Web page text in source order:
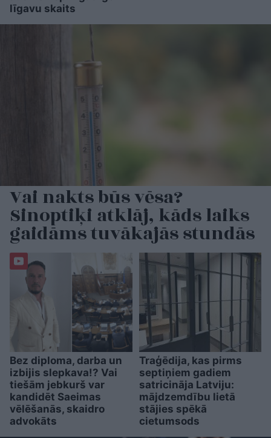
līgavu skaits
Vai nakts būs vēsa?
Sinoptiķi atklāj, kāds laiks
gaidāms tuvākajās stundās
Bez diploma, darba un
izbijis slepkava!? Vai
tiešām jebkurš var
kandidēt Saeimas
vēlēšanās, skaidro
advokāts
Traģēdija, kas pirms
septiņiem gadiem
satricināja Latviju:
mājdzemdību lietā
stājies spēkā
cietumsods